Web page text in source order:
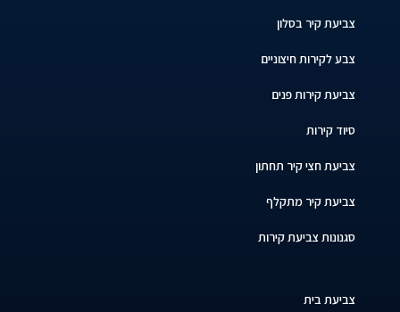
צביעת קיר בסלון
צבע לקירות חיצוניים
צביעת קירות פנים
סיוד קירות
צביעת חצי קיר תחתון
צביעת קיר מתקלף
סגנונות צביעת קירות
צביעת בית